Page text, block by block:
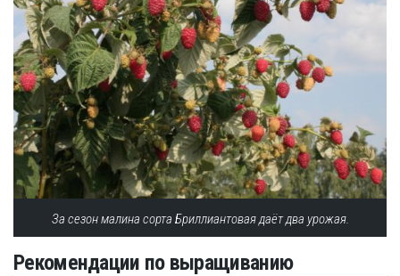
За сезон малина сорта Бриллиантовая даёт два урожая.
Рекомендации по выращиванию